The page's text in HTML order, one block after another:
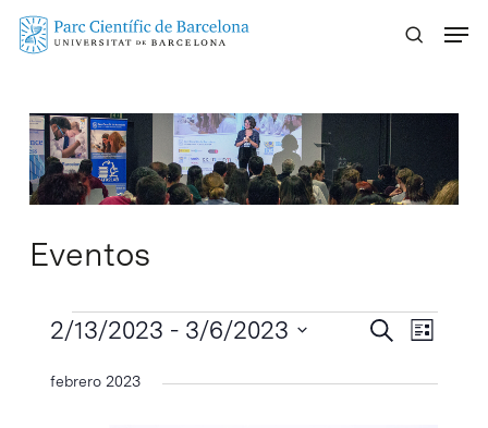
Skip
Eventos
Eventos
búsqueda
Buscar
vistas
Lista
2/13/2023 - 3/6/2023
la
febrero 2023